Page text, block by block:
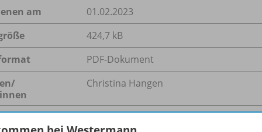
am
01.02.2023
424,7 kB
PDF-Dokument
Christina Hangen